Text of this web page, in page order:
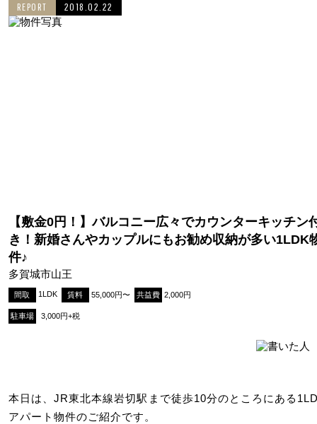
REPORT 2018.02.22
【敷金0円！】バルコニー広々でカウンターキッチン
き！新婚さんやカップルにもお勧め収納が多い1LDK
件♪
多賀城市山王
間取 1LDK 賃料 55,000円〜 共益費 2,000円
駐車場 3,000円+税
本日は、JR東北本線岩切駅まで徒歩10分のところにある
アパート物件のご紹介です。